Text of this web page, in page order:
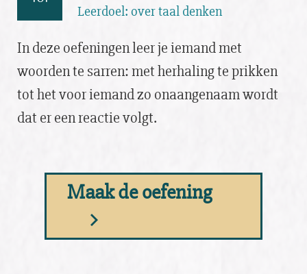
Leerdoel: over taal denken
In deze oefeningen leer je iemand met
woorden te sarren: met herhaling te prikken
tot het voor iemand zo onaangenaam wordt
dat er een reactie volgt.
Maak de oefening